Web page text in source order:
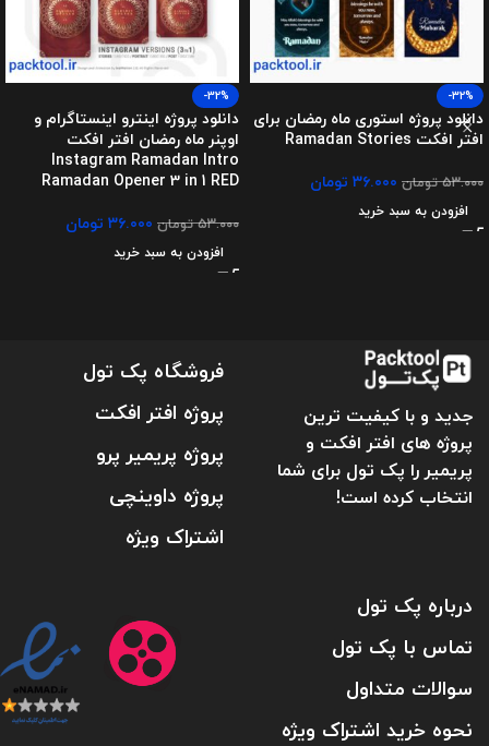
-32%
دانلود پروژه استوری ماه رمضان برای
افتر افکت Ramadan Stories
۵۳.۰۰۰تومان ۳۶.۰۰۰ تومان
افزودن به سبد خرید
-32%
دانلود پروژه اینترو اینستاگرام و
اوپنر ماه رمضان افتر افکت
Instagram Ramadan Intro
Ramadan Opener 3 in 1 RED
۵۳.۰۰۰تومان ۳۶.۰۰۰ تومان
افزودن به سبد خرید
جدید و با کیفیت ترین
پروژه های افتر افکت و
پریمیر را پک تول برای شما
انتخاب کرده است!
فروشگاه پک تول
پروژه افتر افکت
پروژه پریمیر پرو
پروژه داوینچی
اشتراک ویژه
درباره پک تول
تماس با پک تول
سوالات متداول
نحوه خرید اشتراک ویژه